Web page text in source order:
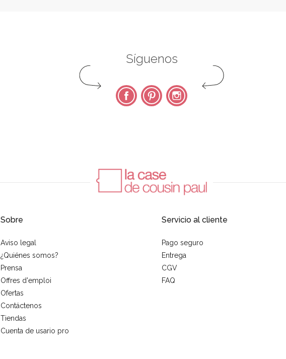
Síguenos
FacebookPinterest Instagram
Sobre
Aviso legal
¿Quiénes somos?
Prensa
Offres d'emploi
Ofertas
Contáctenos
Tiendas
Cuenta de usario pro
Servicio al cliente
Pago seguro
Entrega
CGV
FAQ